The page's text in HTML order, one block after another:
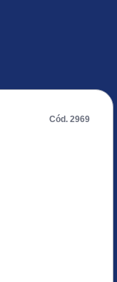
Cód. 2969